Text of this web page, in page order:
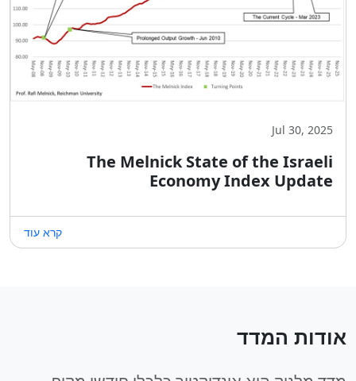
Jul 30, 2025
The Melnick State of the Israeli
Economy Index Update
קרא עוד
אודות המדד